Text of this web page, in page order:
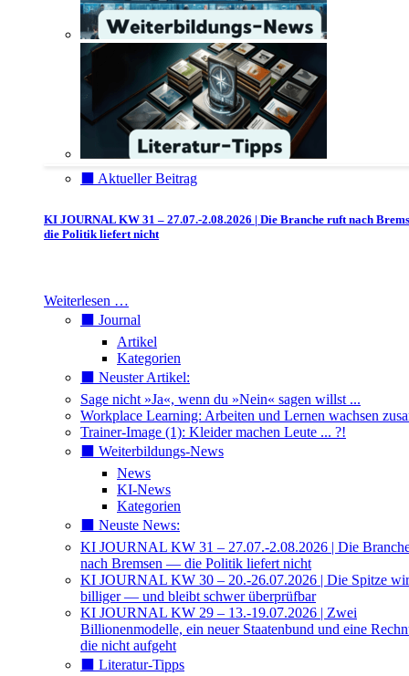
⬛️ Aktueller Beitrag
KI JOURNAL KW 31 – 27.07.-2.08.2026 | Die Branche ruft nach
die Politik liefert nicht
Weiterlesen …
⬛️ Journal
Artikel
Kategorien
⬛️ Neuster Artikel:
Sage nicht »Ja«, wenn du »Nein« sagen willst ...
Workplace Learning: Arbeiten und Lernen wachsen
Trainer-Image (1): Kleider machen Leute ... ?!
⬛️ Weiterbildungs-News
News
KI-News
Kategorien
⬛️ Neuste News:
KI JOURNAL KW 31 – 27.07.-2.08.2026 | Die
nach Bremsen — die Politik liefert nicht
KI JOURNAL KW 30 – 20.-26.07.2026 | Die Spitze
billiger — und bleibt schwer überprüfbar
KI JOURNAL KW 29 – 13.-19.07.2026 | Zwei
Billionenmodelle, ein neuer Staatenbund und eine
die nicht aufgeht
⬛️ Literatur-Tipps